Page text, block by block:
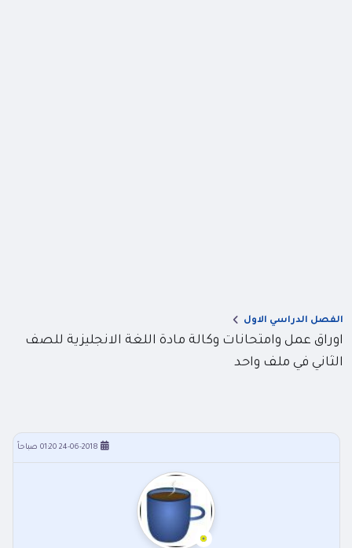
الفصل الدراسي الاول
اوراق عمل وامتحانات وكالة مادة اللغة الانجليزية للصف
الثاني في ملف واحد
24-06-2018 01:20 صباحاً